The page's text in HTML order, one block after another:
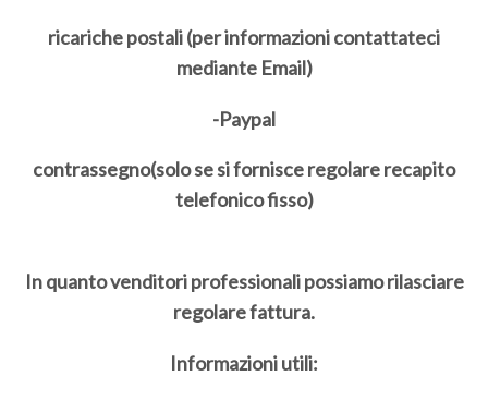
ricariche postali (per informazioni contattateci
mediante Email)
-Paypal
contrassegno(solo se si fornisce regolare recapito
telefonico fisso)
In quanto venditori professionali possiamo rilasciare
regolare fattura.
Informazioni utili: